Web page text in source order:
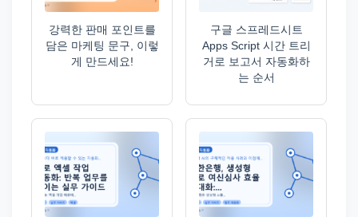
강력한 판매 포인트를
담은 마케팅 문구, 이렇
게 만드세요!
구글 스프레드시트
Apps Script 시간 트리
거로 보고서 자동화하
는 순서